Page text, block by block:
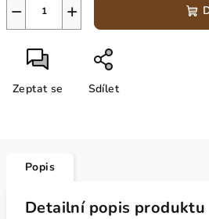
+
−
Zeptat se Sdílet
Popis
Detailní popis produktu